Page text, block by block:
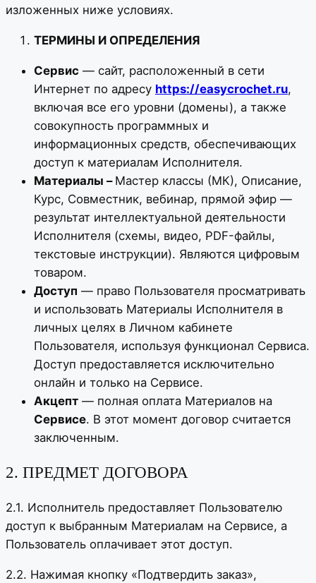
изложенных ниже условиях.
ТЕРМИНЫ И ОПРЕДЕЛЕНИЯ
Сервис — сайт, расположенный в сети
Интернет по адресу https://easycrochet.ru,
включая все его уровни (домены), а также
совокупность программных и
информационных средств, обеспечивающих
доступ к материалам Исполнителя.
Материалы – Мастер классы (МК), Описание,
Курс, Совместник, вебинар, прямой эфир —
результат интеллектуальной деятельности
Исполнителя (схемы, видео, PDF-файлы,
текстовые инструкции). Являются цифровым
товаром.
Доступ — право Пользователя просматривать
и использовать Материалы Исполнителя в
личных целях в Личном кабинете
Пользователя, используя функционал Сервиса.
Доступ предоставляется исключительно
онлайн и только на Сервисе.
Акцепт — полная оплата Материалов на
Сервисе. В этот момент договор считается
заключенным.
2. ПРЕДМЕТ ДОГОВОРА
2.1. Исполнитель предоставляет Пользователю
доступ к выбранным Материалам на Сервисе, а
Пользователь оплачивает этот доступ.
2.2. Нажимая кнопку «Подтвердить заказ»,